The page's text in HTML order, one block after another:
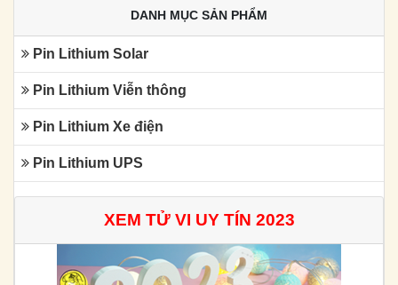
DANH MỤC SẢN PHẨM
Pin Lithium Solar
Pin Lithium Viễn thông
Pin Lithium Xe điện
Pin Lithium UPS
XEM TỬ VI UY TÍN 2023